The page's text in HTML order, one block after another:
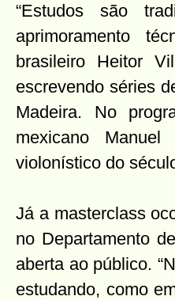
“Estudos são
aprimoramento
brasileiro Heitor
escrevendo séries
Madeira. No
mexicano
violonístico do
Já a masterclass
no Departamento
aberta ao público.
estudando, como